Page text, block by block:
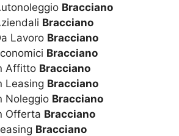
Bracciano
Bracciano
Lavoro Bracciano
Bracciano
Affitto Bracciano
Leasing Bracciano
Noleggio Bracciano
Offerta Bracciano
Bracciano